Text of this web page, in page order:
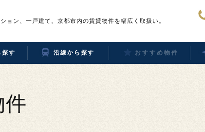
ョン、一戸建て。京都市内の賃貸物件を幅広く取扱い。
探す 沿線から探す おすすめ物件
件